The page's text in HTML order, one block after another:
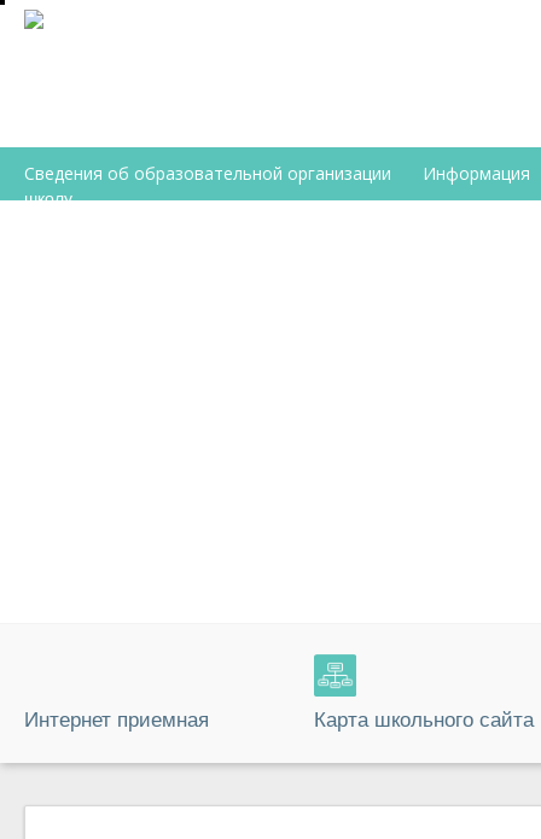
Сведения об образовательной организации Информация
школу
Интернет приемная Карта школьного сайта